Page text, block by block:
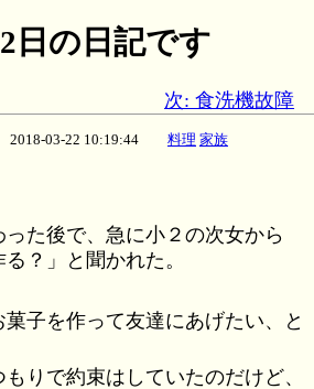
日の日記です
次: 食洗機故障
2018-03-22 10:19:44 料理 家族
た後で、急に小２の次女から
？」と聞かれた。
子を作って友達にあげたい、と
りで約束はしていたのだけど、